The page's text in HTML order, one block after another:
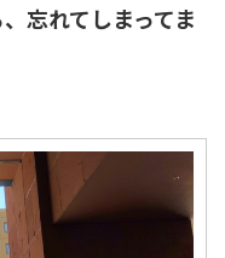
忘れてしまってま